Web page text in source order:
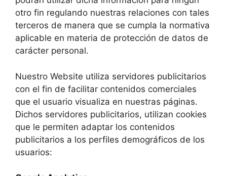
otro fin regulando nuestras relaciones con tales
terceros de manera que se cumpla la normativa
aplicable en materia de protección de datos de
carácter personal.
Nuestro Website utiliza servidores publicitarios
con el fin de facilitar contenidos comerciales
que el usuario visualiza en nuestras páginas.
Dichos servidores publicitarios, utilizan cookies
que le permiten adaptar los contenidos
publicitarios a los perfiles demográficos de los
usuarios: